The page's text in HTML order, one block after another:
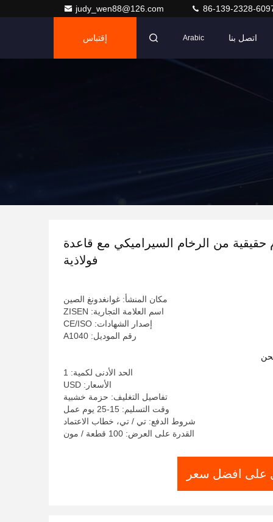
judy_wen88@126.com 86-139-2328-
اتصل بنا Arabic إقتباس
حقيقية من الرخام السيراميكي مع قاعدة
فولاذية
مكان المنشأ: غوانغدونغ الصين
اسم العلامة التجارية: ZISEN
إصدار الشهادات: CE/ISO
رقم الموديل: A1040
الحد الأدنى لكمية: 1
الأسعار: USD
تفاصيل التغليف: حزمة خشبية
وقت التسليم: 15-25 يوم عمل
شروط الدفع: تي / تي، خطاب الاعتماد
القدرة على العرض: 100 قطعة / مون
على افضل سعر